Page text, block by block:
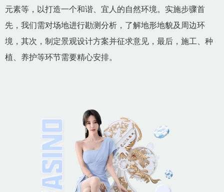
元素等，以打造一个和谐、宜人的自然环境。实施步骤首
先，我们需对场地进行勘测分析，了解地形地貌及周边环
境，其次，制定景观设计方案并征求意见，最后，施工、种
植、养护等环节需要精心安排。